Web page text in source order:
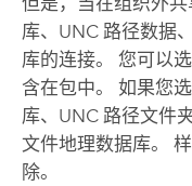
库、UNC 路径数据
库的连接。 您可以
含在包中。 如果您
库、UNC 路径文件
文件地理数据库。
除。